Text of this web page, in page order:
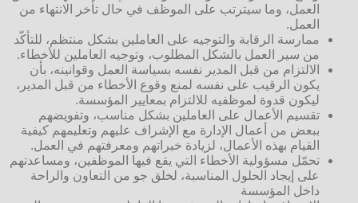
العمل، وما سيترتب على الموظف في حال تأخر الانتهاء من
العمل.
ممارسة الرقابة والتوجيه على العاملين بشكل منتظم، للتأكّد
من سير العمل بالشكل المطلوب، وتوجيه العاملين للأخطاء.
الالتزام من قبل المدير نفسه بسياسة العمل وقوانينه، بأن
يكون الرقيب على نفسه لمنع وقوع الأخطاء من قبل المدير،
ليكون قدوة لموظفيه للالتزام بمعايير المؤسسة.
تقسيم الأعمال على العاملين بشكل مناسب، وتفويضهم
ببعض من أعمال الإدارة مع الإشراف عليهم وتعليمهم كيفية
القيام بهذه الأعمال، لزيادة خبراتهم ومعرفتهم في العمل.
تحمّل مسؤولية الأخطاء التي يقع فيها الموظفين، ومساعدتهم
على إيجاد الحلول المناسبة، لخلق جو من التعاون والراحة
داخل المؤسسة